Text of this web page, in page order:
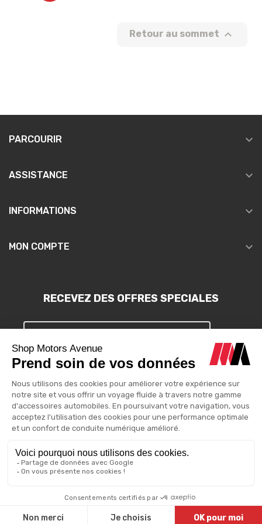
Retour au sommet 
PARCOURIR 
ASSISTANCE 
INFORMATIONS 
MON COMPTE 
RECEVEZ DES OFFRES SPECIALES
S'INSCRIRE
Vous pouvez vous désinscrire à tout moment. Vous trouverez pour
cela nos informations de contact dans les conditions d'utilisation
du site.